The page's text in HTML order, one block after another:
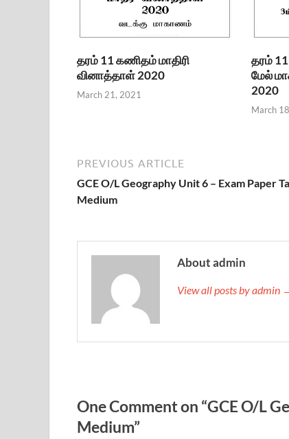
தரம் 11 கணிதம் மாதிரி
வினாத்தாள் 2020
March 21, 2021
தரம்
மேல்
2020
March
PREVIOUS ARTICLE
GCE O/L Geography Unit 6 – Exam Paper
Medium
About admin
View all posts by admin
One Comment on “GCE O/L
Medium”